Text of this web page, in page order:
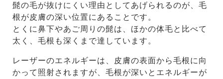
髭の毛が抜けにくい理由としてあげられるのが、毛
根が皮膚の深い位置にあることです。
とくに鼻下やあご周りの髭は、ほかの体毛と比べて
太く、毛根も深くまで達しています。
レーザーのエネルギーは、皮膚の表面から毛根に向
かって照射されますが、毛根が深いとエネルギーが